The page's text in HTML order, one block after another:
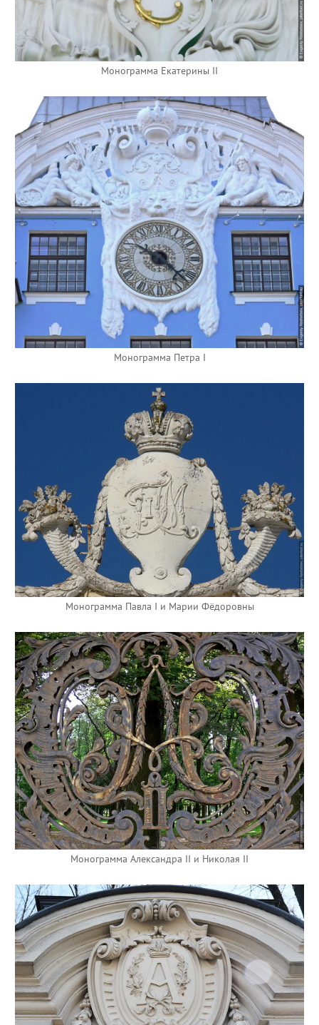
Монограмма Екатерины II
Монограмма Петра I
Монограмма Павла I и Марии Фёдоровны
Монограмма Александра II и Николая II